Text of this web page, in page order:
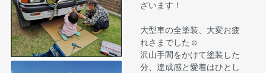
ざいます！
大型車の全塗装、大変お疲
れさまでした☺
沢山手間をかけて塗装した
分、達成感と愛着はひとし